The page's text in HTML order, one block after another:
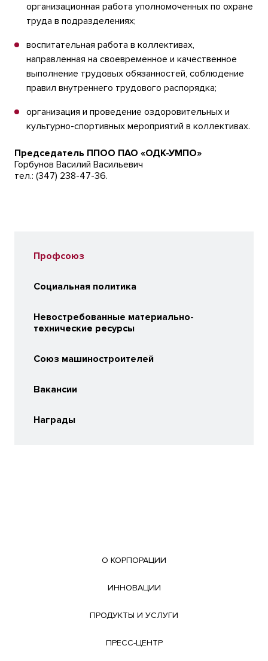
организационная работа уполномоченных по охране
труда в подразделениях;
воспитательная работа в коллективах,
направленная на своевременное и качественное
выполнение трудовых обязанностей, соблюдение
правил внутреннего трудового распорядка;
организация и проведение оздоровительных и
культурно-спортивных мероприятий в коллективах.
Председатель ППОО ПАО «ОДК-УМПО»
Горбунов Василий Васильевич
тел.: (347) 238-47-36.
Профсоюз
Социальная политика
Невостребованные материально-
технические ресурсы
Союз машиностроителей
Вакансии
Награды
О КОРПОРАЦИИ
ИННОВАЦИИ
ПРОДУКТЫ И УСЛУГИ
ПРЕСС-ЦЕНТР